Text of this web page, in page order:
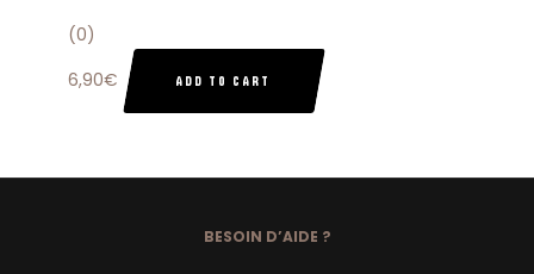
(0)
6,90€ ADD TO CART
BESOIN D’AIDE ?